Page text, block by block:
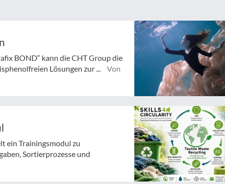
BOND“ kann die CHT Group die
Lösungen zur ...
Von
ein Trainingsmodul zu
Sortierprozesse und